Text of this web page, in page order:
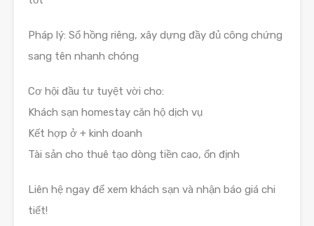
Pháp lý: Sổ hồng riêng, xây dựng đầy đủ công chứng
sang tên nhanh chóng
Cơ hội đầu tư tuyệt vời cho:
Khách sạn homestay căn hộ dịch vụ
Kết hợp ở + kinh doanh
Tài sản cho thuê tạo dòng tiền cao, ổn định
Liên hệ ngay để xem khách sạn và nhận báo giá chi
tiết!